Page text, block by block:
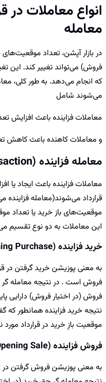
انواع معاملات در
معامله
در بازار آپشن، تعداد
فروش) می‌تواند تغییر کند. این
که انجام می‌دهد. به طور کلی،
می‌شوند شامل
معاملات فزاینده باعث افزایش
و معاملات کاهنده باعث کاهش
معامله فزاینده (Opening Transaction)
معاملات فزاینده باعث ایجاد یا
قرارداد می‌شوند(معامله فزاینده
موقعیت‌های باز خریدیا تعداد
این معاملات به دو نوع تقسیم
خرید فزاینده (Opening Purchase)
به معنی پوزیشن خرید گرفتن در
فروش است . در نتیجه معامله گر
فروش (در اختیار فروش) دارایی
نتیجه خرید فزاینده همانطور که
موقعیت بازِ خرید در قرارداد
فروش فزاینده (Opening Sale)
به معنی پوزیشن فروش گرفتن در